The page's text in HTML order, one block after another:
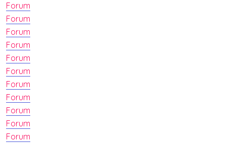
Forum
Forum
Forum
Forum
Forum
Forum
Forum
Forum
Forum
Forum
Forum